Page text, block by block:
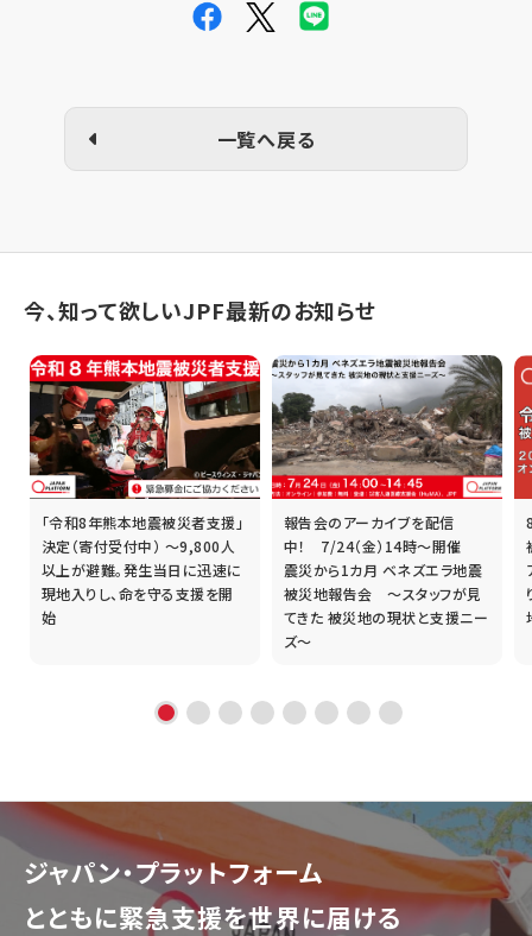
一覧へ戻る
今、知って欲しいJPF最新のお知らせ
「令和8年熊本地震被災者支援」
決定（寄付受付中） ～9,800人
以上が避難。発生当日に迅速に
現地入りし、命を守る支援を開
始
報告会のアーカイブを配信
中！ 7/24（金）14時～開催
震災から1カ月 ベネズエラ地震
被災地報告会 ～スタッフが見
てきた 被災地の現状と支援ニー
ズ～
ジャパン・プラットフォーム
とともに緊急支援を世界に届ける